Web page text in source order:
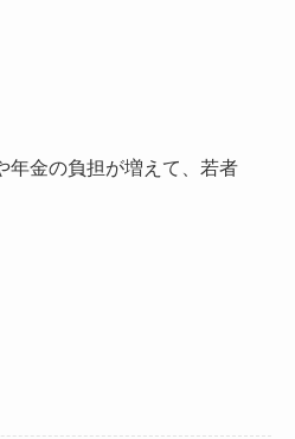
年金の負担が増えて、若者